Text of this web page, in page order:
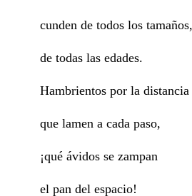
cunden de todos los tamaños,
de todas las edades.
Hambrientos por la distancia
que lamen a cada paso,
¡qué ávidos se zampan
el pan del espacio!